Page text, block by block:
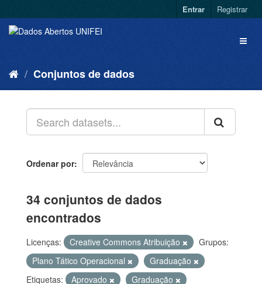
Entrar Registrar
Conjuntos de dados
Ordenar por
34 conjuntos de dados
encontrados
Licenças: Creative Commons Atribuição
Grupos:
Plano Tático Operacional
Graduação
Etiquetas:
Aprovado
Graduação